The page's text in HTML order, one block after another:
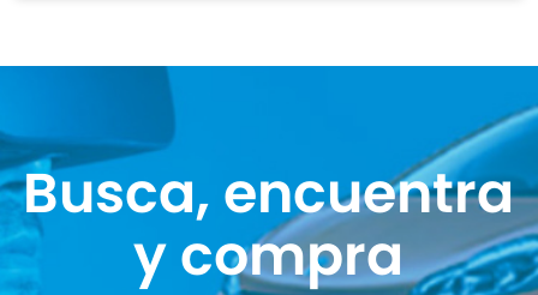
Busca, encuentra
y compra